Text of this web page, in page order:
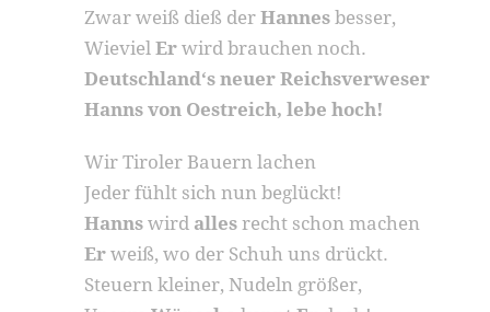
Zwar weiß dieß derHannesbesser,
WievielErwird brauchen noch.
Deutschland‘s neuer Reichsverweser
Hanns von Oestreich, lebe hoch!
Wir Tiroler Bauern lachen
Jeder fühlt sich nun beglückt!
Hannswird allesrecht schon machen
Erweiß, wo der Schuh uns drückt.
Steuern kleiner, Nudeln größer,